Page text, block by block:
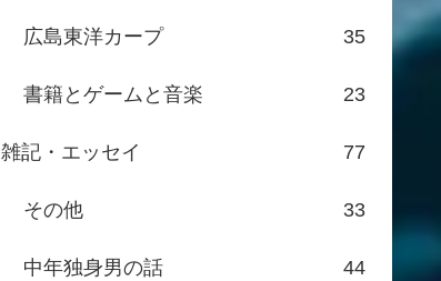
広島東洋カープ 35
書籍とゲームと音楽 23
雑記・エッセイ 77
その他 33
中年独身男の話 44